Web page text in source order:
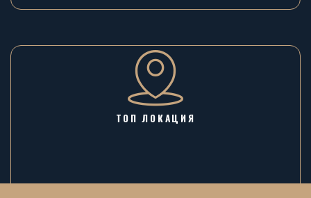
ТОП ЛОКАЦИЯ